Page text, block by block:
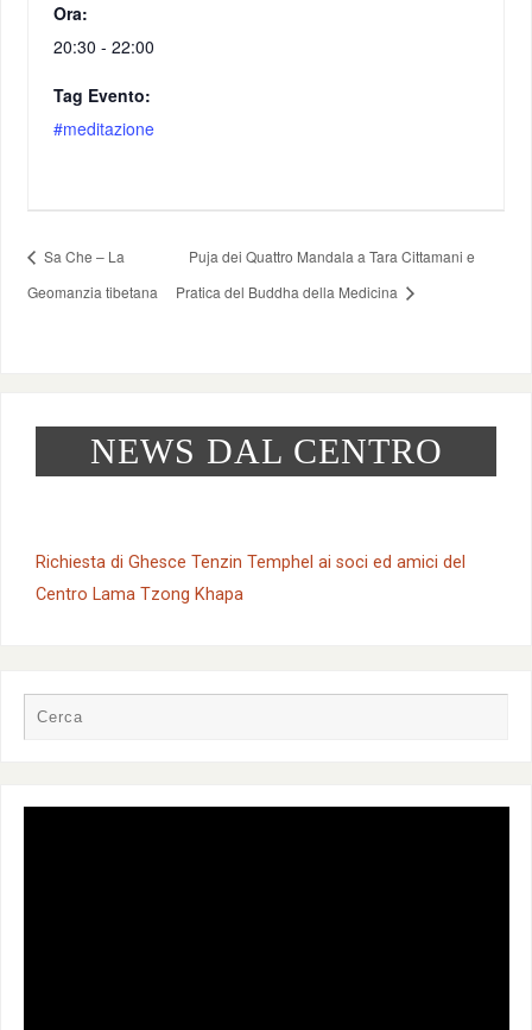
Ora:
20:30 - 22:00
Tag Evento:
#meditazione
Sa Che – La
Geomanzia tibetana
Puja dei Quattro Mandala a Tara Cittamani e
Pratica del Buddha della Medicina
NEWS DAL CENTRO
Richiesta di Ghesce Tenzin Temphel ai soci ed amici del
Centro Lama Tzong Khapa